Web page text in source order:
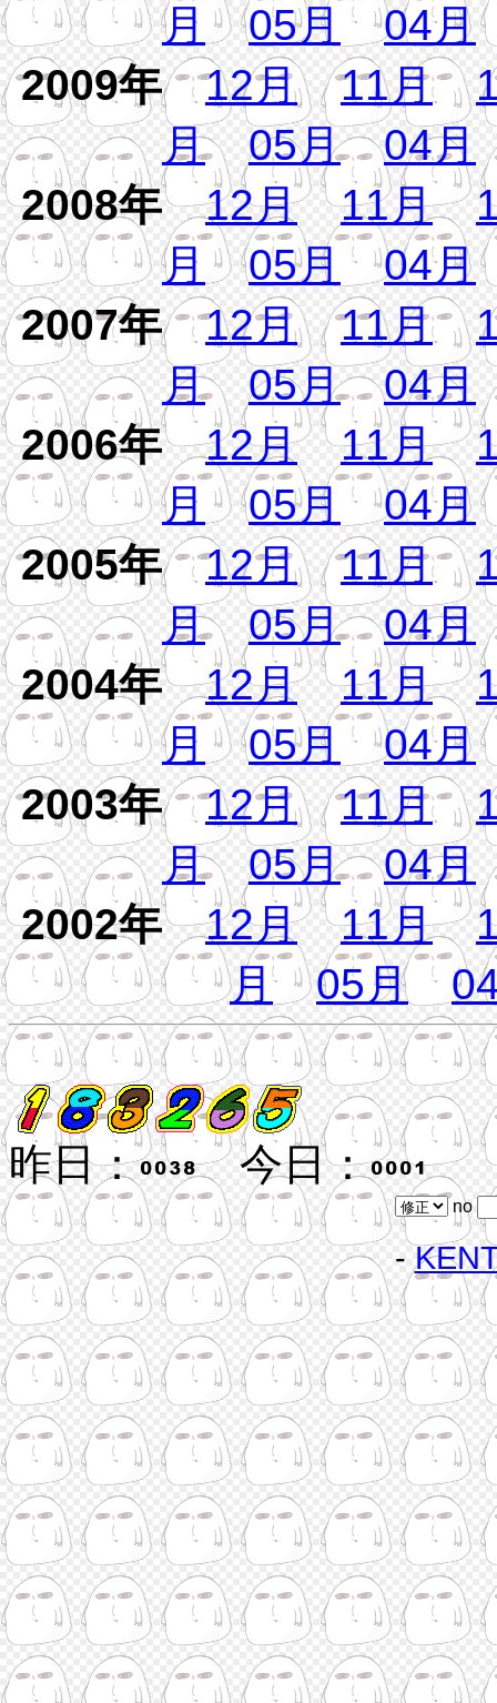
月 05月
04月
2009年12月 11月
月
05月
04月
2008年12月 11月
月
05月
04月
2007年12月 11月
月
05月
04月
2006年12月 11月
月
05月
04月
2005年12月 11月
月
05月
04月
2004年12月 11月
月
05月
04月
2003年12月 11月
月
05月
04月
2002年12月 11月
月
05月
昨日： 今日：
no
-